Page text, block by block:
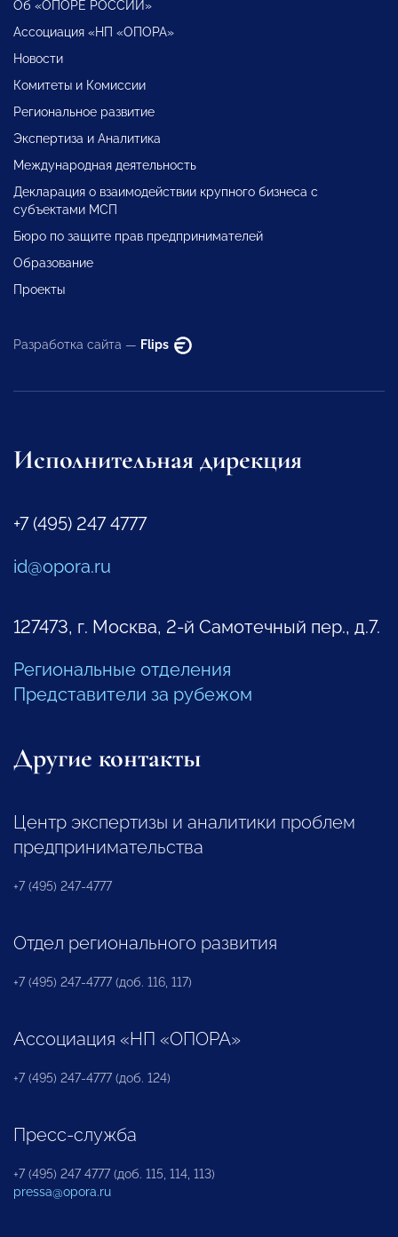
Об «ОПОРЕ РОССИИ»
Ассоциация «НП «ОПОРА»
Новости
Комитеты и Комиссии
Региональное развитие
Экспертиза и Аналитика
Международная деятельность
Декларация о взаимодействии крупного бизнеса с
субъектами МСП
Бюро по защите прав предпринимателей
Образование
Проекты
Разработка сайта — Flips
Исполнительная дирекция
+7 (495) 247 4777
id@opora.ru
127473, г. Москва, 2-й Самотечный пер., д.7.
Региональные отделения
Представители за рубежом
Другие контакты
Центр экспертизы и аналитики проблем
предпринимательства
+7 (495) 247-4777
Отдел регионального развития
+7 (495) 247-4777 (доб. 116, 117)
Ассоциация «НП «ОПОРА»
+7 (495) 247-4777 (доб. 124)
Пресс-служба
+7 (495) 247 4777 (доб. 115, 114, 113)
pressa@opora.ru